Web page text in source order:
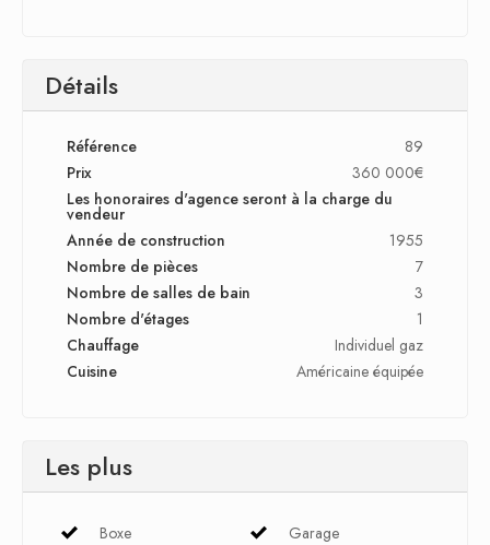
Détails
Référence
89
Prix
360 000€
Les honoraires d'agence seront à la charge du
vendeur
Année de construction
1955
Nombre de pièces
7
Nombre de salles de bain
3
Nombre d'étages
1
Chauffage
Individuel gaz
Cuisine
Américaine équipée
Les plus
Boxe Garage